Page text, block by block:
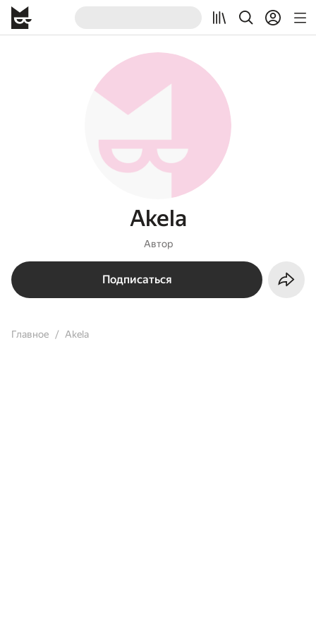
Akela
Автор
Подписаться
Главное Akela